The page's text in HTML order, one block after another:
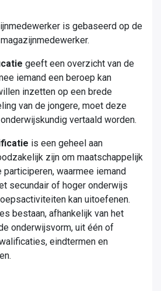
is gebaseerd op de
geeft een overzicht van de
iemand een beroep kan
inzetten op een brede
van de jongere, moet deze
vertaald worden.
is een geheel aan
zijn om maatschappelijk
waarmee iemand
secundair of hoger onderwijs
kan uitoefenen.
bestaan, afhankelijk van het
onderwijsvorm, uit één of
eindtermen en